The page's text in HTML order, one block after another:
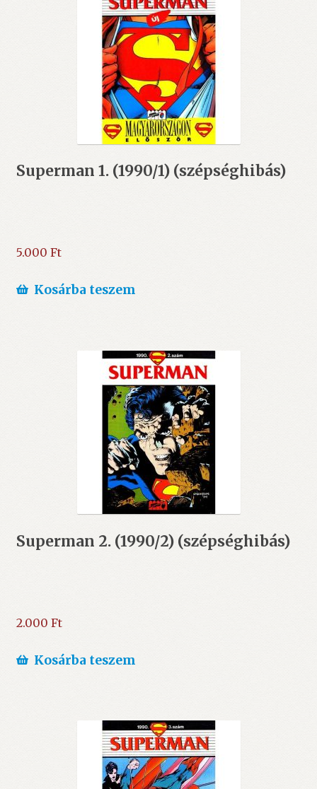
Superman 1. (1990/1) (szépséghibás)
5.000 Ft
Kosárba teszem
Superman 2. (1990/2) (szépséghibás)
2.000 Ft
Kosárba teszem